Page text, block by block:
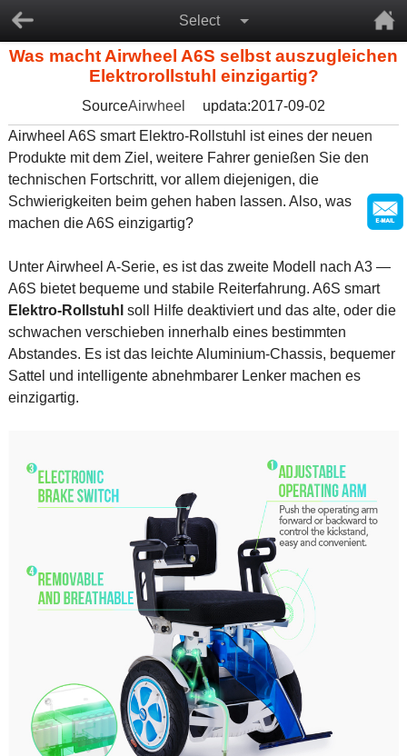
Select
Was macht Airwheel A6S selbst auszugleichen
Elektrorollstuhl einzigartig?
SourceAirwheel
updata:2017-09-02
Airwheel A6S smart Elektro-Rollstuhl ist eines der neuen
Produkte mit dem Ziel, weitere Fahrer genießen Sie den
technischen Fortschritt, vor allem diejenigen, die
Schwierigkeiten beim gehen haben lassen. Also, was
machen die A6S einzigartig?
Unter Airwheel A-Serie, es ist das zweite Modell nach A3 —
A6S bietet bequeme und stabile Reiterfahrung. A6S smart
Elektro-Rollstuhl soll Hilfe deaktiviert und das alte, oder die
schwachen verschieben innerhalb eines bestimmten
Abstandes. Es ist das leichte Aluminium-Chassis, bequemer
Sattel und intelligente abnehmbarer Lenker machen es
einzigartig.